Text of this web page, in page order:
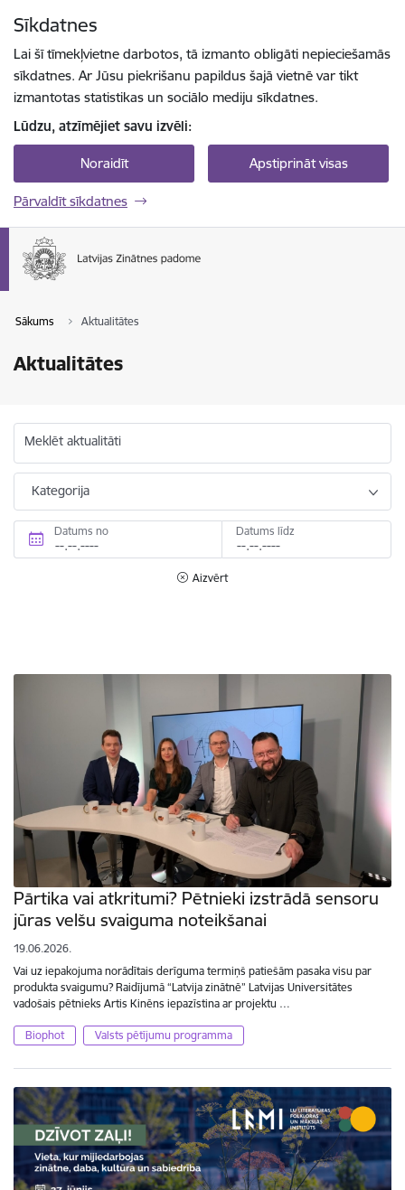
Sīkdatnes
Lai šī tīmekļvietne darbotos, tā izmanto obligāti nepieciešamās
sīkdatnes. Ar Jūsu piekrišanu papildus šajā vietnē var tikt
izmantotas statistikas un sociālo mediju sīkdatnes.
Lūdzu, atzīmējiet savu izvēli:
Noraidīt Apstiprināt visas
Pārvaldīt sīkdatnes
Sākums Aktualitātes
Aktualitātes
Meklēt aktualitāti
Kategorija
Datums no Datums līdz
Aizvērt
Pārtika vai atkritumi? Pētnieki izstrādā sensoru
jūras velšu svaiguma noteikšanai
19.06.2026.
Vai uz iepakojuma norādītais derīguma termiņš patiešām pasaka visu par
produkta svaigumu? Raidījumā “Latvija zinātnē” Latvijas Universitātes
vadošais pētnieks Artis Kinēns iepazīstina ar projektu …
Biophot Valsts pētījumu programma